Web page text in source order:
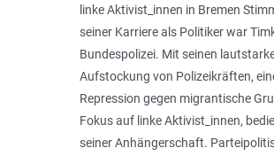
linke Aktivist_innen in Bremen
seiner Karriere als Politiker war
Bundes­polizei. Mit seinen
Aufstockung von Polizeikräften,
Repression gegen migrantische
Fokus auf linke Akti­vist_innen,
seiner Anhängerschaft.